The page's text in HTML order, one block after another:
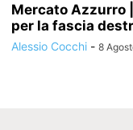
Mercato Azzurro
per la fascia
Alessio Cocchi - 8